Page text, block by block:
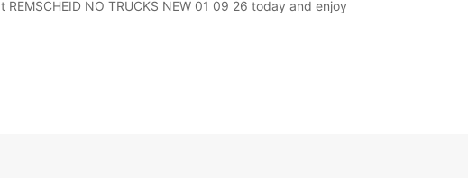
NO TRUCKS NEW 01 09 26 today and enjoy